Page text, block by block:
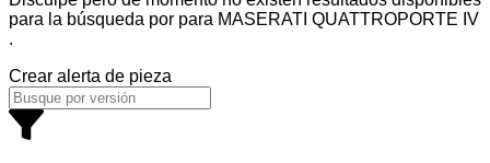
para la búsqueda por para MASERATI QUATTROPORTE IV
.
Crear alerta de pieza